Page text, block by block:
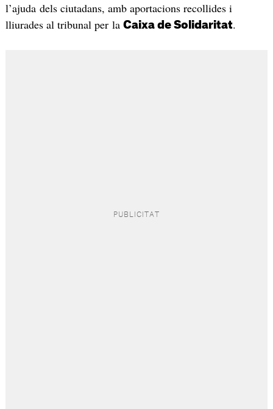
l’ajuda dels ciutadans, amb aportacions recollides i
lliurades al tribunal per la Caixa de Solidaritat.